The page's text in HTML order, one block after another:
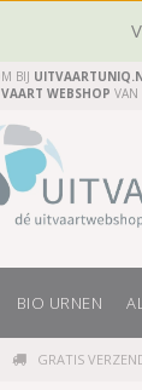
BIJ
WEBSHOP VAN
BIO URNEN
GRATIS